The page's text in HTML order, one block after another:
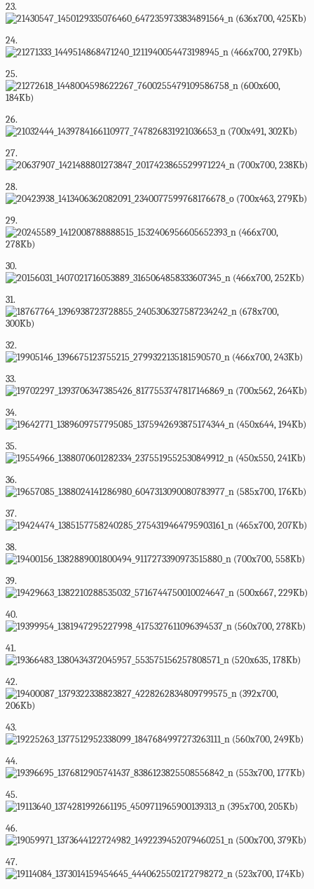
23.
24.
25.
26.
27.
28.
29.
30.
31.
32.
33.
34.
35.
36.
37.
38.
39.
40.
41.
42.
43.
44.
45.
46.
47.